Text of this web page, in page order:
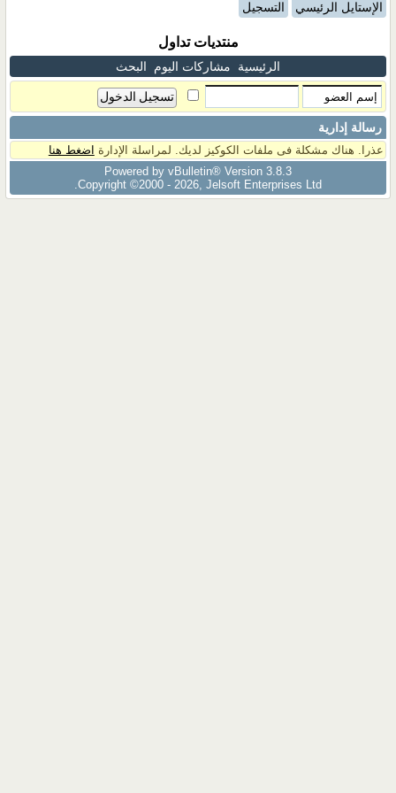
الإستايل الرئيسي التسجيل
منتديات تداول
الرئيسية مشاركات اليوم البحث
رسالة إدارية
عذرا. هناك مشكلة فى ملفات الكوكيز لديك. لمراسلة الإدارة اضغط هنا
Powered by vBulletin® Version 3.8.3
Copyright ©2000 - 2026, Jelsoft Enterprises Ltd.